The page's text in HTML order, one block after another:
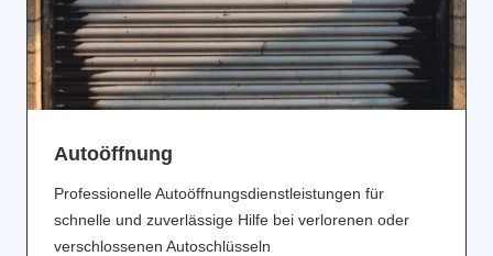
Аutoöffnung
Professionelle Autoöffnungsdienstleistungen für
schnelle und zuverlässige Hilfe bei verlorenen oder
verschlossenen Autoschlüsseln